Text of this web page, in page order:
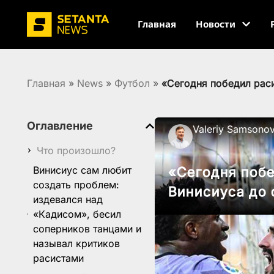
Главная Новости
Главная » News » Футбол » «Сегодня победил
Оглавление
Что произошло?
Винисиус сам любит
создать проблем:
издевался над
«Кадисом», бесил
соперников танцами и
называл критиков
расистами
Valeriy
«Сегодня
Винисиуса до